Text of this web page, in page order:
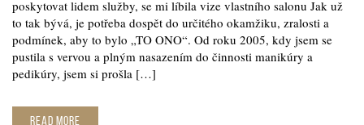
poskytovat lidem služby, se mi líbila vize vlastního salonu Jak už
to tak bývá, je potřeba dospět do určitého okamžiku, zralosti a
podmínek, aby to bylo „TO ONO“. Od roku 2005, kdy jsem se
pustila s vervou a plným nasazením do činnosti manikúry a
pedikúry, jsem si prošla […]
READ MORE